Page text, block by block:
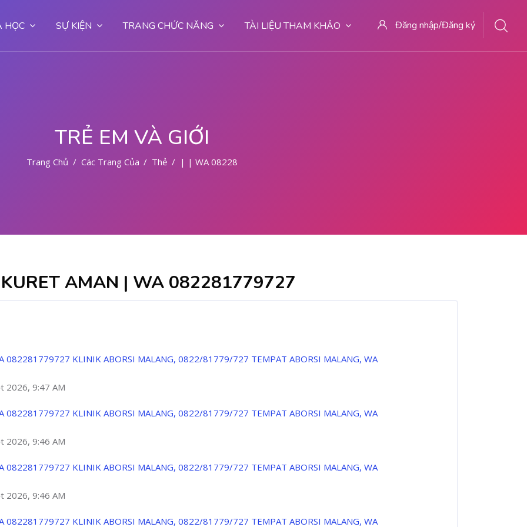
HỌC SỰ KIỆN TRANG CHỨC NĂNG TÀI LIỆU THAM KHẢO Đăng nhập/Đăng ký
TRẺ EM VÀ GIỚI
Trang Chủ Các Trang Của Hệ Thống
Thẻ | | WA 082281779727 | KURET AMAN | WA 082281779727
AMAN | WA 082281779727
082281779727 KLINIK ABORSI MALANG, 0822/81779/727 TEMPAT ABORSI MALANG, WA
2026, 9:47 AM
082281779727 KLINIK ABORSI MALANG, 0822/81779/727 TEMPAT ABORSI MALANG, WA
2026, 9:46 AM
082281779727 KLINIK ABORSI MALANG, 0822/81779/727 TEMPAT ABORSI MALANG, WA
2026, 9:46 AM
082281779727 KLINIK ABORSI MALANG, 0822/81779/727 TEMPAT ABORSI MALANG, WA